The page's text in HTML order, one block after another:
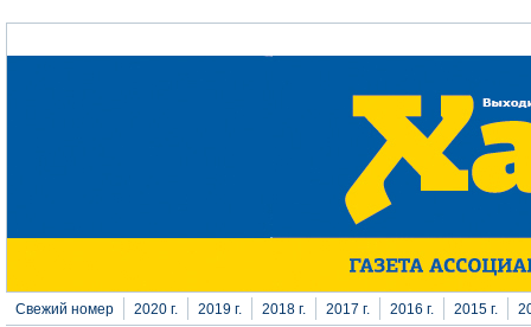
Перейти к основному содержанию
Свежий номер 2020 г. 2019 г. 2018 г. 2017 г. 2016 г. 2015 г.